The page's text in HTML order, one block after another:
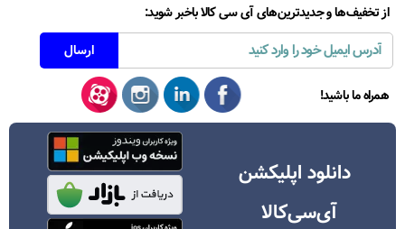
از تخفیف‌ها و جدیدترین‌های آی سی کالا باخبر شوید:
همراه ما باشید!
دانلود اپلیکشن
آی‌سی‌کالا